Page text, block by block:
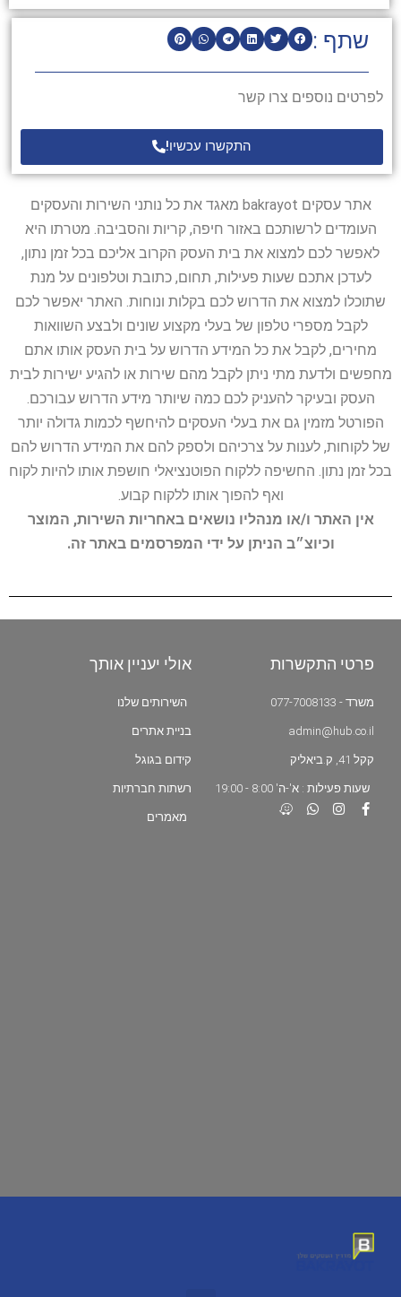
שתף :
לפרטים נוספים צרו קשר
התקשרו עכשיו!
אתר עסקים bakrayot מאגד את כל נותני השירות והעסקים
העומדים לרשותכם באזור חיפה, קריות והסביבה. מטרתו היא
לאפשר לכם למצוא את בית העסק הקרוב אליכם בכל זמן נתון,
לעדכן אתכם שעות פעילות, תחום, כתובת וטלפונים על מנת
שתוכלו למצוא את הדרוש לכם בקלות ונוחות. האתר יאפשר לכם
לקבל מספרי טלפון של בעלי מקצוע שונים ולבצע השוואות
מחירים, לקבל את כל המידע הדרוש על בית העסק אותו אתם
מחפשים ולדעת מתי ניתן לקבל מהם שירות או להגיע ישירות לבית
העסק ובעיקר להעניק לכם כמה שיותר מידע הדרוש עבורכם.
הפורטל מזמין גם את בעלי העסקים להיחשף לכמות גדולה יותר
של לקוחות, לענות על צרכיהם ולספק להם את המידע הדרוש להם
בכל זמן נתון. החשיפה ללקוח הפוטנציאלי חושפת אותו להיות לקוח
ואף להפוך אותו ללקוח קבוע.
אין האתר ו/או מנהליו נושאים באחריות השירות, המוצר
וכיוצ״ב הניתן על ידי המפרסמים באתר זה.
פרטי התקשרות
משרד - 077-7008133
admin@hub.co.il
קקל 41, ק.ביאליק
שעות פעילות : א'-ה' 8:00 - 19:00
אולי יעניין אותך
השירותים שלנו
בניית אתרים
קידום בגוגל
רשתות חברתיות
מאמרים